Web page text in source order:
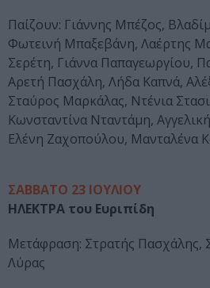
Παίζουν: Γιάννης Μπέζος,
Φωτεινή Μπαξεβάνη, Λαέρτης
Σερέτη, Γιάννα Παπαγεωργίου,
Αρετή Πασχάλη, Λήδα Καπνά,
Σταύρος Μαρκάλας, Ντένια
Κωνσταντίνα Νταντάμη,
Eλένη Ζαχοπούλου, Μανταλένα
ΣΑΒΒΑΤΟ 23 ΙΟΥΛΙΟΥ
ΗΛΕΚΤΡΑ του Ευριπίδη
Μετάφραση: Στρατής Πασχάλης,
Λύρας